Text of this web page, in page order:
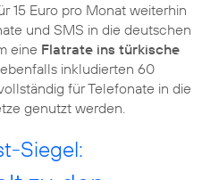
15 Euro pro Monat weiterhin
und SMS in die deutschen
eine Flatrate ins türkische
inkludierten 60
für Telefonate in die
genutzt werden.
Siegel: